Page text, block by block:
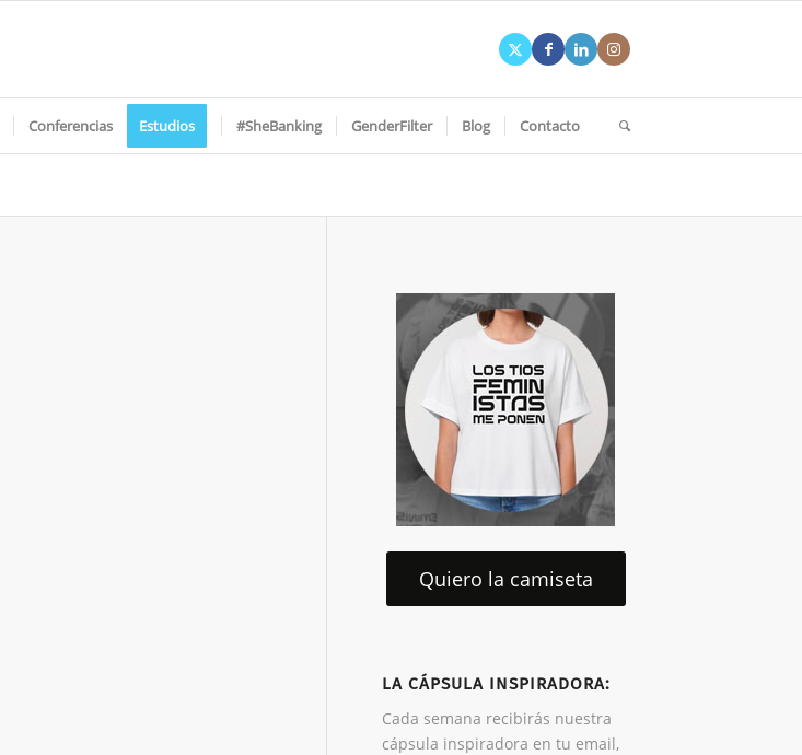
Conferencias Estudios #SheBanking GenderFilter Blog Contacto
Quiero la camiseta
LA CÁPSULA INSPIRADORA:
Cada semana recibirás nuestra
cápsula inspiradora en tu email,